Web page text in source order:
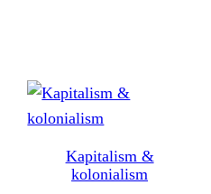
Kapitalism &
kolonialism